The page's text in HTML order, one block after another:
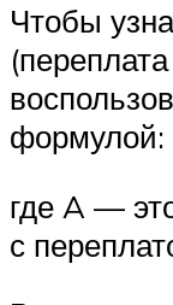
Чтобы
формулой:
где A —
с